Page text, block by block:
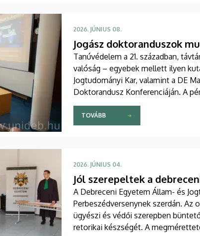
2026. JÚNIUS 08.
Jogász doktoranduszok
Tanúvédelem a 21. században,
valóság – egyebek mellett ilyen
Jogtudományi Kar, valamint a DE
Doktorandusz Konferenciáján. A
doktoranduszai és doktorjelöltjei
TOVÁBB
2026. JÚNIUS 04.
Jól szerepeltek a
A Debreceni Egyetem Állam- és
Perbeszédversenynek szerdán. Az
ügyészi és védői szerepben
retorikai készségét. A